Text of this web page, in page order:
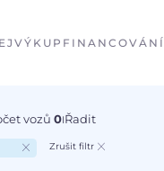
VÝKUP FINANCOVÁNÍ
vozů 0IŘadit
Zrušit filtr